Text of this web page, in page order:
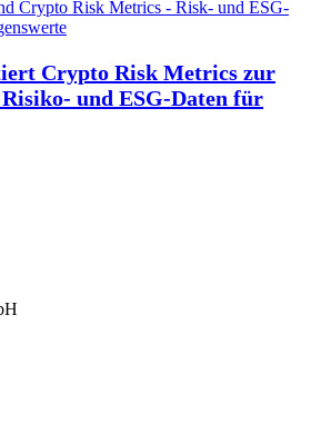
Crypto Risk Metrics zur
und ESG-Daten für